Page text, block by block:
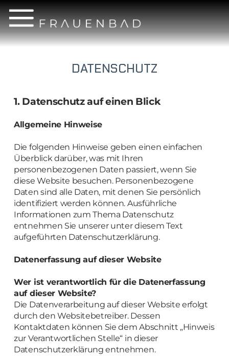
DATENSCHUTZ
1. Datenschutz auf einen Blick
Allgemeine Hinweise
Die folgenden Hinweise geben einen einfachen
Überblick darüber, was mit Ihren
personenbezogenen Daten passiert, wenn Sie
diese Website besuchen. Personenbezogene
Daten sind alle Daten, mit denen Sie persönlich
identifiziert werden können. Ausführliche
Informationen zum Thema Datenschutz
entnehmen Sie unserer unter diesem Text
aufgeführten Datenschutzerklärung.
Datenerfassung auf dieser Website
Wer ist verantwortlich für die Datenerfassung
auf dieser Website?
Die Datenverarbeitung auf dieser Website erfolgt
durch den Websitebetreiber. Dessen
Kontaktdaten können Sie dem Abschnitt „Hinweis
zur Verantwortlichen Stelle“ in dieser
Datenschutzerklärung entnehmen.